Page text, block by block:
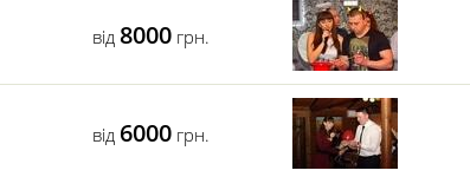
від 8000 грн.
від 6000 грн.